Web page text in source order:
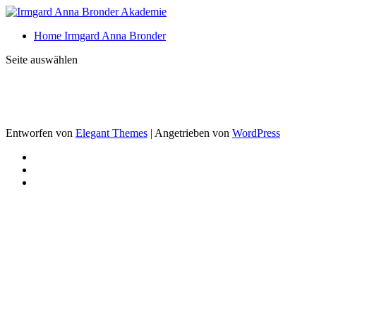
Home Irmgard Anna Bronder
Seite auswählen
Entworfen von Elegant Themes | Angetrieben von WordPress